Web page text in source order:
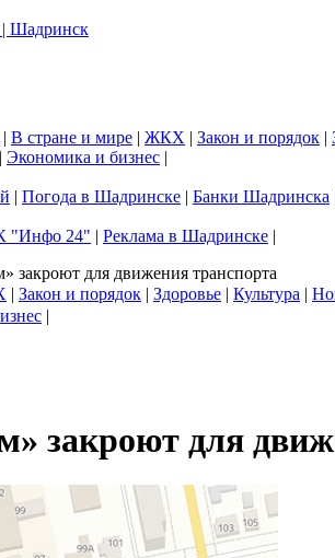
| В стране и мире | ЖКХ | Закон и порядок |
| Экономика и бизнес |
| Погода в Шадринске | Банки Шадринска
"Инфо 24" | Реклама в Шадринске |
для движения транспорта
| Закон и порядок | Здоровье | Культура |
|
закроют для